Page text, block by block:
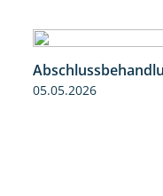
05.05.2026